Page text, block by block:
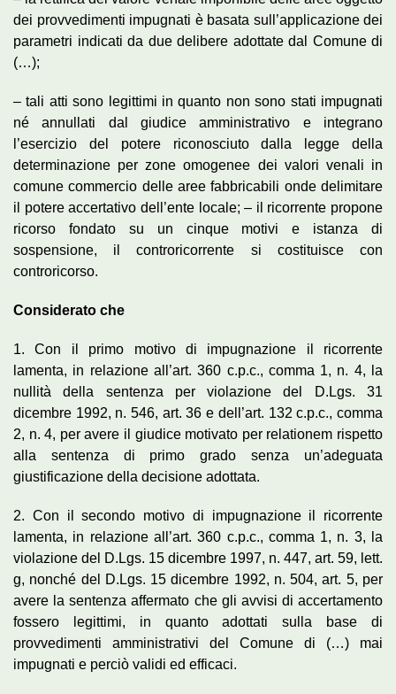
dei provvedimenti impugnati è basata sull’applicazione dei
parametri indicati da due delibere adottate dal Comune di
(…);
– tali atti sono legittimi in quanto non sono stati impugnati
né annullati dal giudice amministrativo e integrano
l’esercizio del potere riconosciuto dalla legge della
determinazione per zone omogenee dei valori venali in
comune commercio delle aree fabbricabili onde delimitare
il potere accertativo dell’ente locale; – il ricorrente propone
ricorso fondato su un cinque motivi e istanza di
sospensione, il controricorrente si costituisce con
controricorso.
Considerato che
1. Con il primo motivo di impugnazione il ricorrente
lamenta, in relazione all’art. 360 c.p.c., comma 1, n. 4, la
nullità della sentenza per violazione del D.Lgs. 31
dicembre 1992, n. 546, art. 36 e dell’art. 132 c.p.c., comma
2, n. 4, per avere il giudice motivato per relationem rispetto
alla sentenza di primo grado senza un’adeguata
giustificazione della decisione adottata.
2. Con il secondo motivo di impugnazione il ricorrente
lamenta, in relazione all’art. 360 c.p.c., comma 1, n. 3, la
violazione del D.Lgs. 15 dicembre 1997, n. 447, art. 59, lett.
g, nonché del D.Lgs. 15 dicembre 1992, n. 504, art. 5, per
avere la sentenza affermato che gli avvisi di accertamento
fossero legittimi, in quanto adottati sulla base di
provvedimenti amministrativi del Comune di (…) mai
impugnati e perciò validi ed efficaci.